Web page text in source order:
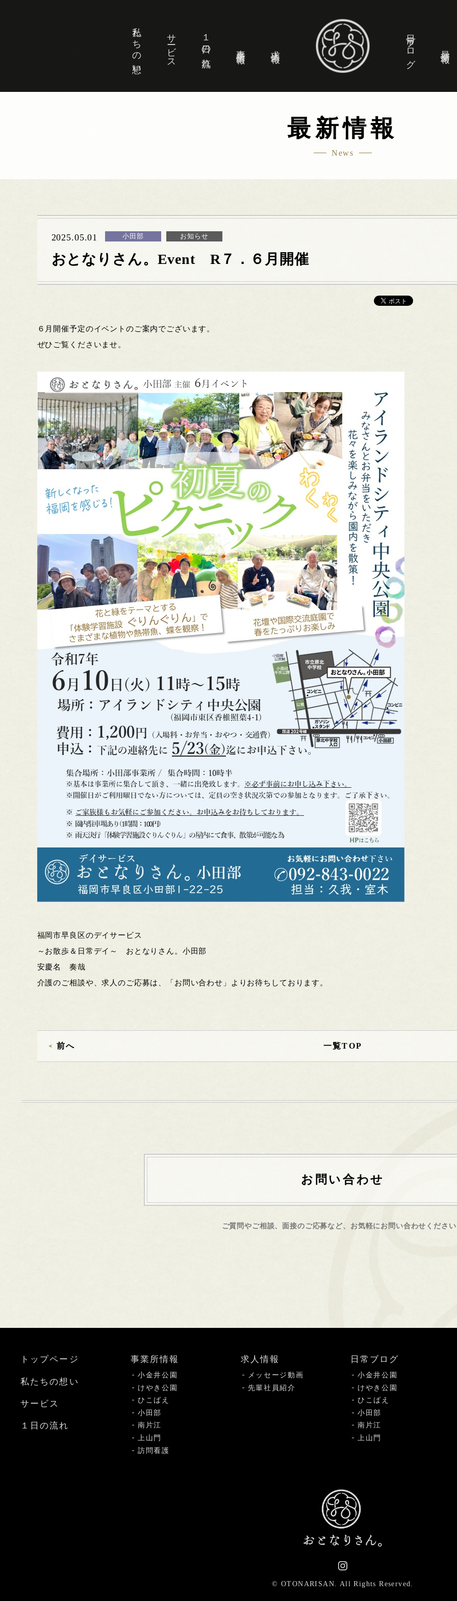
私たちの想い サービス １日の流れ 日常ブログ
最新情報
News
2025.05.01 小田部 お知らせ
おとなりさん。Event R７．６月開催
６月開催予定のイベントのご案内でございます。
ぜひご覧くださいませ。
福岡市早良区のデイサービス
～お散歩＆日常デイ～ おとなりさん。小田部
安慶名 奏哉
介護のご相談や、求人のご応募は、「お問い合わせ」よりお待ちしております。
前へ 一覧TOP
お問い合わせ
ご質問やご相談、面接のご応募など、 お気軽にお問い合わせくださ
トップページ
私たちの想い
サービス
１日の流れ
事業所情報
小金井公園
けやき公園
ひこばえ
小田部
南片江
上山門
訪問看護
求人情報
メッセージ動画
先輩社員紹介
日常ブログ
小金井公園
けやき公園
ひこばえ
小田部
南片江
上山門
© OTONARISAN. All Rights Reserved.